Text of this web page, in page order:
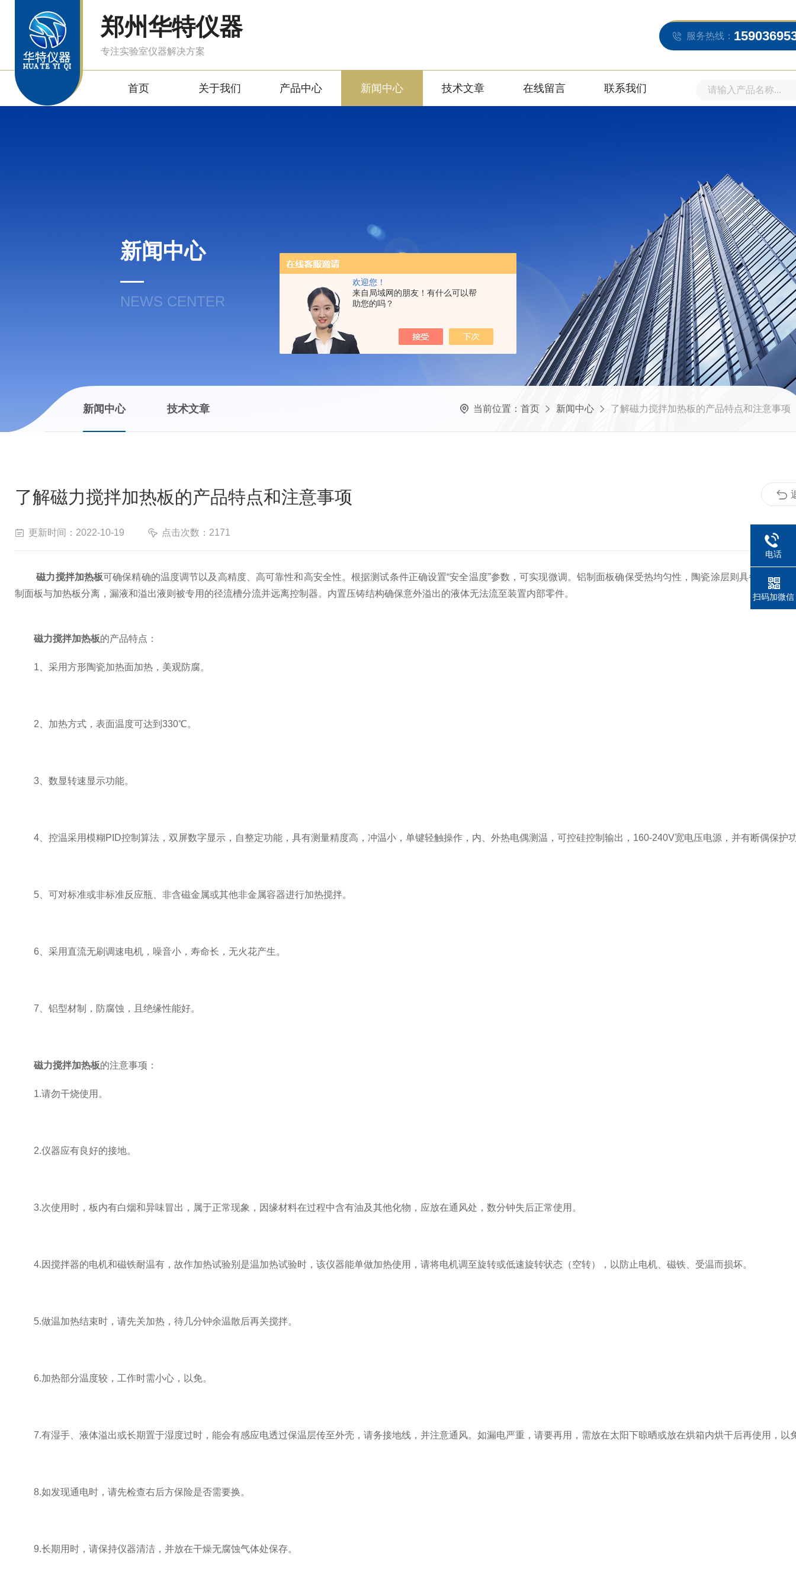
欢迎您！
来自局域网的朋友！有什么可以帮
助您的吗？
郑州华特仪器
专注实验室仪器解决方案
服务热线：
首页 关于我们 产品中心 新闻中心 技术文章 在线留言 联系我们
新闻中心
NEWS CENTER
新闻中心 技术文章 当前位置： 首页 新闻中心 了解磁力搅拌加热板的产品特点和注意事项
了解磁力搅拌加热板的产品特点和注意事项
更新时间：2022-10-19 点击次数：2171
磁力搅拌加热板可确保精确的温度调节以及高精度、高可靠性和高安全性。根据测试条件正确设置“安全温度”参数，可实现微调。铝制面板确保受热均匀性，陶瓷涂层则具备良好的
制面板与加热板分离，漏液和溢出液则被专用的径流槽分流并远离控制器。内置压铸结构确保意外溢出的液体无法流至装置内部零件。
磁力搅拌加热板的产品特点：
1、采用方形陶瓷加热面加热，美观防腐。
2、加热方式，表面温度可达到330℃。
3、数显转速显示功能。
4、控温采用模糊PID控制算法，双屏数字显示，自整定功能，具有测量精度高，冲温小，单键轻触操作，内、外热电偶测温，可控硅控制输出，160-240V宽电压电源，并有断偶保护
5、可对标准或非标准反应瓶、非含磁金属或其他非金属容器进行加热搅拌。
6、采用直流无刷调速电机，噪音小，寿命长，无火花产生。
7、铝型材制，防腐蚀，且绝缘性能好。
磁力搅拌加热板的注意事项：
1.请勿干烧使用。
2.仪器应有良好的接地。
3.次使用时，板内有白烟和异味冒出，属于正常现象，因缘材料在过程中含有油及其他化物，应放在通风处，数分钟失后正常使用。
4.因搅拌器的电机和磁铁耐温有，故作加热试验别是温加热试验时，该仪器能单做加热使用，请将电机调至旋转或低速旋转状态（空转），以防止电机、磁铁、受温而损坏。
5.做温加热结束时，请先关加热，待几分钟余温散后再关搅拌。
6.加热部分温度较，工作时需小心，以免。
7.有湿手、液体溢出或长期置于湿度过时，能会有感应电透过保温层传至外壳，请务接地线，并注意通风。如漏电严重，请要再用，需放在太阳下晾晒或放在烘箱内烘干后再使用，以
8.如发现通电时，请先检查右后方保险是否需要换。
9.长期用时，请保持仪器清洁，并放在干燥无腐蚀气体处保存。
电话
扫码加微信